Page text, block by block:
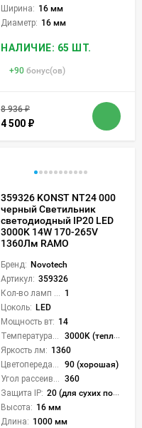
Ширина: 16 мм
Диаметр: 16 мм
НАЛИЧИЕ: 65 ШТ.
+90 бонус(ов)
8 936₽
4 500 ₽
359326 KONST NT24 000
черный Светильник
светодиодный IP20 LED
3000K 14W 170-265V
1360Лм RAMO
Бренд: Novotech
Артикул: 359326
1
Цоколь: LED
Мощность вт: 14
3000K (теплый)
Яркость лм: 1360
90 (хорошая)
360
Защита IP: 20 (для сухих пом.)
Высота: 16 мм
Длина: 1000 мм